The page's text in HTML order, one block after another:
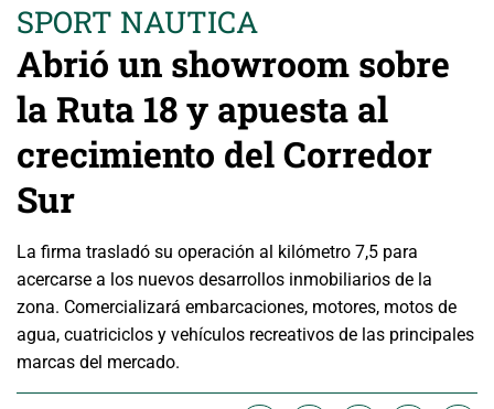
SPORT NAUTICA
Abrió un showroom sobre
la Ruta 18 y apuesta al
crecimiento del Corredor
Sur
La firma trasladó su operación al kilómetro 7,5 para
acercarse a los nuevos desarrollos inmobiliarios de la
zona. Comercializará embarcaciones, motores, motos de
agua, cuatriciclos y vehículos recreativos de las principales
marcas del mercado.